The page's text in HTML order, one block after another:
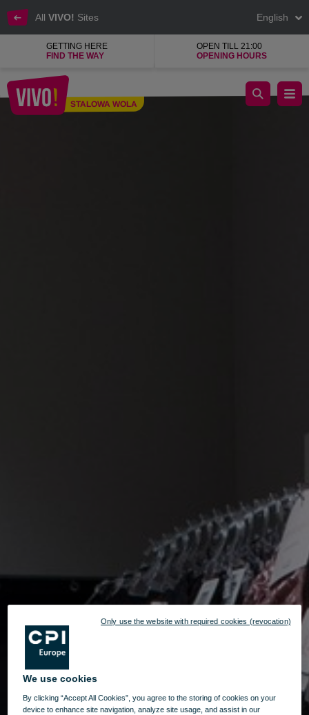
All VIVO! Sites English
GETTING HERE
FIND THE WAY
OPEN TILL 21:00
OPENING HOURS
STALOWA WOLA
Designer women's lingerie
We use cookies
By clicking “Accept All Cookies”, you agree to the storing of cookies on your
device to enhance site navigation, analyze site usage, and assist in our
Only use the website with required cookies (revocation)